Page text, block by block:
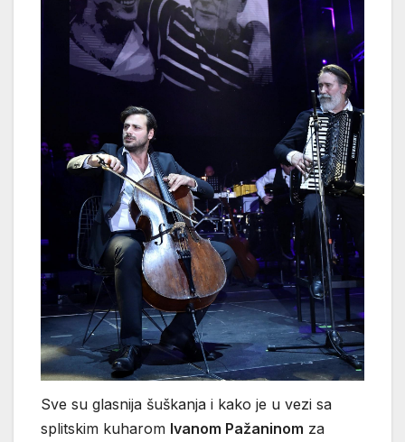
Sve su glasnija šuškanja i kako je u vezi sa
splitskim kuharom Ivanom Pažaninom za